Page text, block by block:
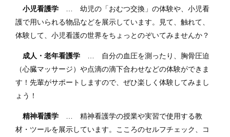
小児看護学 … 幼児の「おむつ交換」の体験や、小児看
護で用いられる物品などを展示しています。見て、触れて、
体験して、小児看護の世界をちょっとのぞいてみませんか？
成人・老年看護学 … 自分の血圧を測ったり、胸骨圧迫
（心臓マッサージ）や点滴の滴下合わせなどの体験ができま
す！先輩がサポートしますので、ぜひ楽しく体験してみまし
ょう！
精神看護学 … 精神看護学の授業や実習で使用する教
材・ツールを展示しています。こころのセルフチェック、コ